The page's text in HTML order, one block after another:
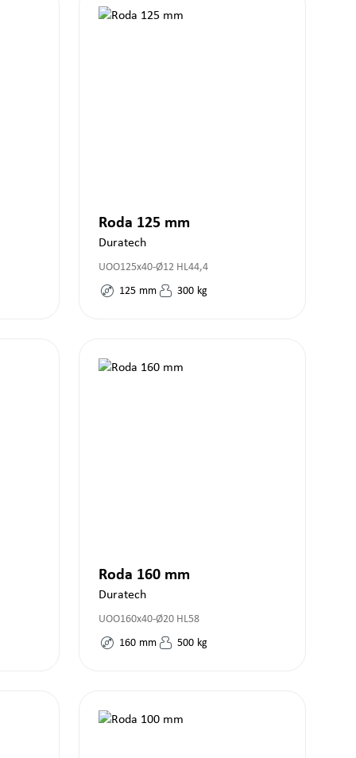
Roda 125 mm
Duratech
UOO125x40-Ø12 HL44,4
125 mm 300 kg
Roda 160 mm
Duratech
UOO160x40-Ø20 HL58
160 mm 500 kg